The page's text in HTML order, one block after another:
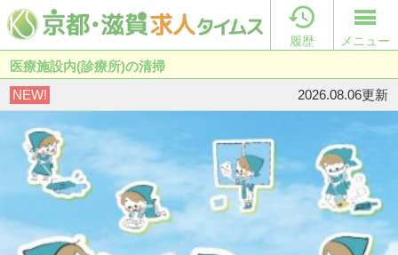

履歴 メニュー
医療施設内(診療所)の清掃
NEW!
2026.08.06更新